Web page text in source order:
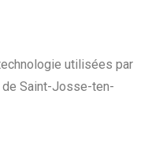
utilisées par
Saint-Josse-ten-